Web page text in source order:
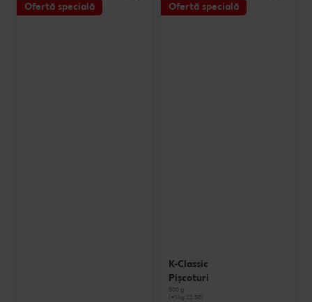
Ofertă specială Ofertă specială
K-Classic
Pișcoturi
500 g
(=1 kg 22.38)